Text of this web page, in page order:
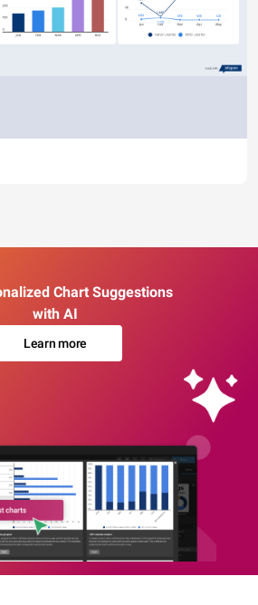
Chart Suggestions
with AI
Learn more